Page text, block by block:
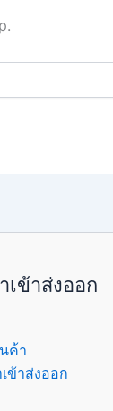
ข้าส่งออก
ค้า
ข้าส่งออก